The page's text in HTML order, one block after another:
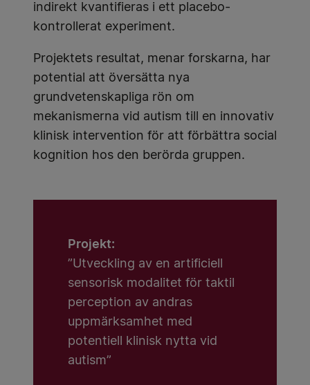
indirekt kvantifieras i ett placebo-
kontrollerat experiment.
Projektets resultat, menar forskarna, har
potential att översätta nya
grundvetenskapliga rön om
mekanismerna vid autism till en innovativ
klinisk intervention för att förbättra social
kognition hos den berörda gruppen.
Projekt:
”Utveckling av en artificiell
sensorisk modalitet för taktil
perception av andras
uppmärksamhet med
potentiell klinisk nytta vid
autism”